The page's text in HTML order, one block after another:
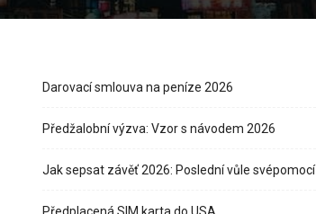
Darovací smlouva na peníze 2026
Předžalobní výzva: Vzor s návodem 2026
Jak sepsat závěť 2026: Poslední vůle svépomocí